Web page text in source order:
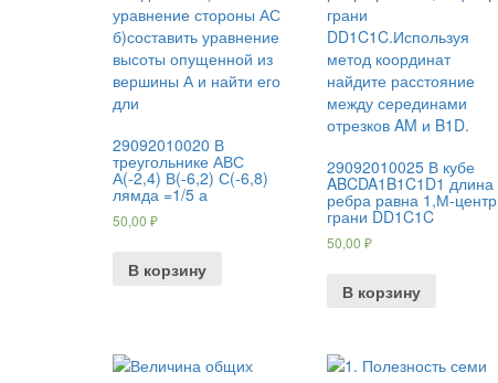
29092010020 В
треугольнике АВС
А(-2,4) В(-6,2) С(-6,8)
лямда =1/5 а
50,00 ₽
В корзину
29092010025 В кубе
ABCDA1B1C1D1 длина
ребра равна 1,М-центр
грани DD1C1C
50,00 ₽
В корзину